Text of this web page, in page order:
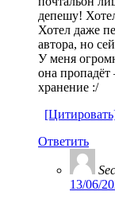
депешу!
Хотел даже
автора, но
У меня
она пропадёт
хранение :/
Ответить
13/06/